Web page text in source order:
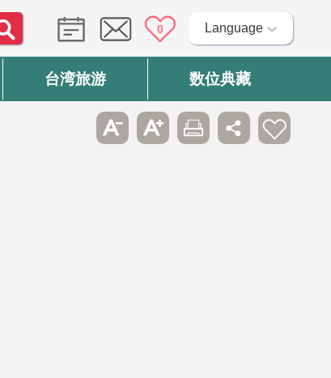
0 Language
台湾旅游 数位典藏